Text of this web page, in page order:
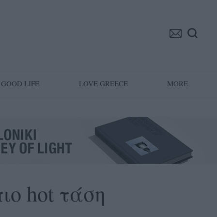
GOOD LIFE LOVE GREECE MORE
hot τάση